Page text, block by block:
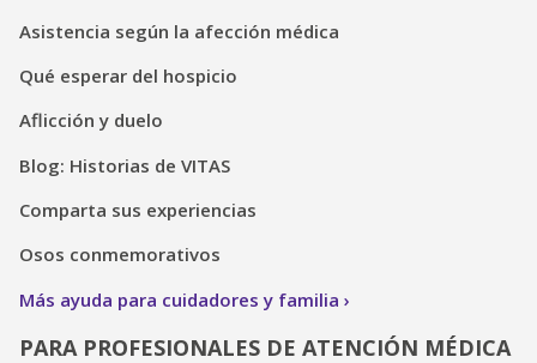
Asistencia según la afección médica
Qué esperar del hospicio
Aflicción y duelo
Blog: Historias de VITAS
Comparta sus experiencias
Osos conmemorativos
Más ayuda para cuidadores y familia
PARA PROFESIONALES DE ATENCIÓN MÉDICA